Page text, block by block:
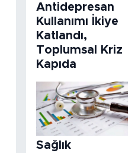
Antidepresan
Kullanımı İkiye
Katlandı,
Toplumsal Kriz
Kapıda
Sağlık